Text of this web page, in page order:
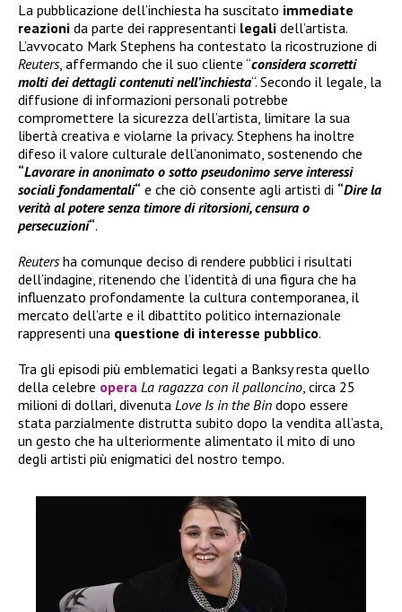
La pubblicazione dell’inchiesta ha suscitato immediate
reazioni da parte dei rappresentanti legali dell’artista.
L’avvocato Mark Stephens ha contestato la ricostruzione di
Reuters, affermando che il suo cliente “considera scorretti
molti dei dettagli contenuti nell’inchiesta“. Secondo il legale, la
diffusione di informazioni personali potrebbe
compromettere la sicurezza dell’artista, limitare la sua
libertà creativa e violarne la privacy. Stephens ha inoltre
difeso il valore culturale dell’anonimato, sostenendo che
“Lavorare in anonimato o sotto pseudonimo serve interessi
sociali fondamentali“ e che ciò consente agli artisti di “Dire la
verità al potere senza timore di ritorsioni, censura o
persecuzioni“.
Reutersha comunque deciso di rendere pubblici i risultati
dell’indagine, ritenendo che l’identità di una figura che ha
influenzato profondamente la cultura contemporanea, il
mercato dell’arte e il dibattito politico internazionale
rappresenti una questione di interesse pubblico.
Tra gli episodi più emblematici legati a Banksy resta quello
della celebre opera La ragazza con il palloncino, circa 25
milioni di dollari, divenuta Love Is in the Bin dopo essere
stata parzialmente distrutta subito dopo la vendita all’asta,
un gesto che ha ulteriormente alimentato il mito di uno
degli artisti più enigmatici del nostro tempo.